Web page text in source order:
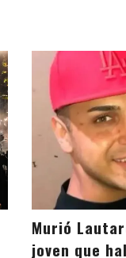
Murió
joven que